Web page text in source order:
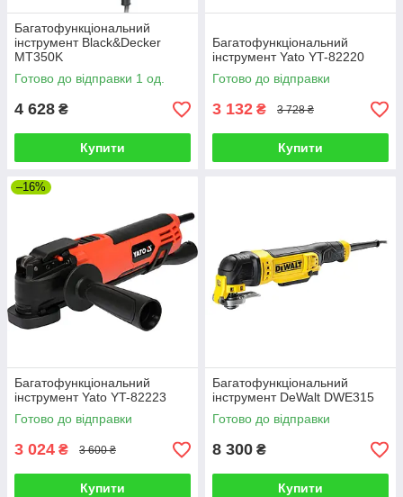
Багатофункціональний
інструмент Black&Decker
MT350K
Готово до відправки 1 од.
4 628 ₴
Купити
Багатофункціональний
інструмент Yato YT-82220
Готово до відправки
3 132 ₴ 3 728 ₴
Купити
–16%
Багатофункціональний
інструмент Yato YT-82223
Готово до відправки
3 024 ₴ 3 600 ₴
Купити
Багатофункціональний
інструмент DeWalt DWE315
Готово до відправки
8 300 ₴
Купити